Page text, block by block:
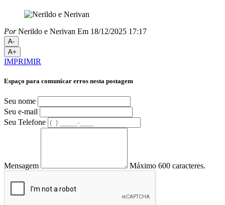
PorNerildo e Nerivan Em 18/12/2025 17:17
A-
A+
IMPRIMIR
Espaço para comunicar erros nesta postagem
Seu nome
Seu e-mail
Seu Telefone
Mensagem Máximo 600 caracteres.